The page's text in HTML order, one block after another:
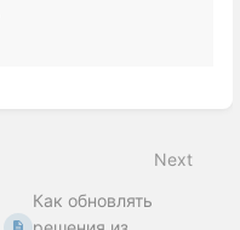
Next
Как обновлять